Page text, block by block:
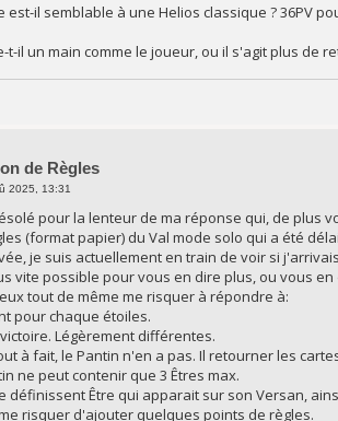
est-il semblable à une Helios classique ? 36PV
t-il un main comme le joueur, ou il s'agit plus de
de Règles
2025, 13:31
pour la lenteur de ma réponse qui, de plus
(format papier) du Val mode solo qui a été
je suis actuellement en train de voir si
vite possible pour vous en dire plus, ou vous
tout de même me risquer à répondre à:
pour chaque étoiles.
Légèrement différentes.
à fait, le Pantin n'en a pas. Il retourner les
ne peut contenir que 3 Êtres max.
définissent Être qui apparait sur son Versan,
risquer d'ajouter quelques points de règles.